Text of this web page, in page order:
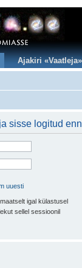
Ajakiri «Vaatleja»
sisse logitud
uuesti
igal külastusel
sellel sessioonil